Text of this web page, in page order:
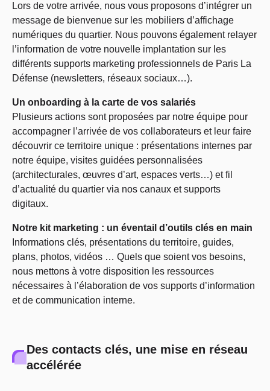
Lors de votre arrivée, nous vous proposons d’intégrer un
message de bienvenue sur les mobiliers d’affichage
numériques du quartier. Nous pouvons également relayer
l’information de votre nouvelle implantation sur les
différents supports marketing professionnels de Paris La
Défense (newsletters, réseaux sociaux…).
Un onboarding à la carte de vos salariés
Plusieurs actions sont proposées par notre équipe pour
accompagner l’arrivée de vos collaborateurs et leur faire
découvrir ce territoire unique : présentations internes par
notre équipe, visites guidées personnalisées
(architecturales, œuvres d’art, espaces verts…) et fil
d’actualité du quartier via nos canaux et supports
digitaux.
Notre kit marketing : un éventail d’outils clés en main
Informations clés, présentations du territoire, guides,
plans, photos, vidéos … Quels que soient vos besoins,
nous mettons à votre disposition les ressources
nécessaires à l’élaboration de vos supports d’information
et de communication interne.
Des contacts clés, une mise en réseau
accélérée